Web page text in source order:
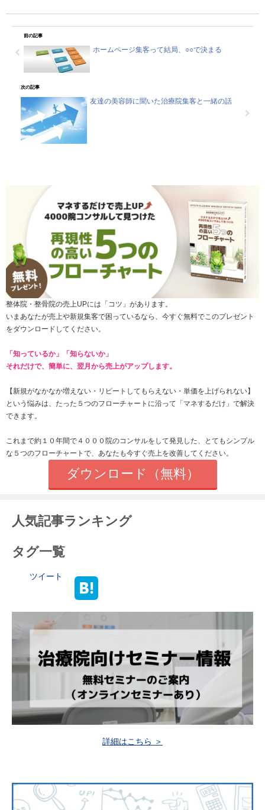
前の記事
ホームページ集客って結局、○○で決まる
次の記事
友達の美容師に聞いた治療院集客と一緒の話
整体院・整骨院の売上UPには「コツ」があります。
いまあなたが売上や新規集客で困っているなら、今すぐ無料でこのプレゼント
をダウンロードしてください。
「知っているか」「知らないか」
それだけで、簡単に、翌月から売上がアップします。
【新規がなかなか増えない・ リピートしてもらえない ・単価を上げられない】
という悩みは、たった ５つのフローチャートに沿って「マネするだけ」で解決
できます。
これまで約１０年間で４０００院のコンサルをして発見した、とてもシンプル
な５つのフローチャートで、あなたも今すぐ売上を改善してください。
ダウンロード（無料）
人気記事ランキング
タグ一覧
ツイート
詳細はこちら ＞